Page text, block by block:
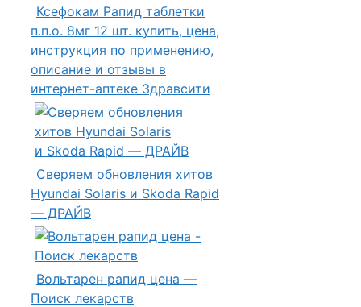
Ксефокам Рапид таблетки
п.п.о. 8мг 12 шт. купить, цена,
инструкция по применению,
описание и отзывы в
интернет-аптеке Здравсити
Сверяем обновления хитов
Hyundai Solaris и Skoda Rapid
— ДРАЙВ
Вольтарен рапид цена —
Поиск лекарств